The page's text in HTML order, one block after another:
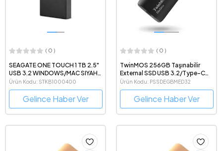
( 0 )
SEAGATE ONE TOUCH 1 TB 2.5"
USB 3.2 WINDOWS/MAC SIYAH
(STKB1000400)
Ürün Kodu: STKB1000400
Gelince Haber Ver
( 0 )
TwinMOS 256GB Taşınabilir
External SSD USB 3.2/Type-C
(Dark Grey)
Ürün Kodu: PSSDEGBMED32
Gelince Haber Ver